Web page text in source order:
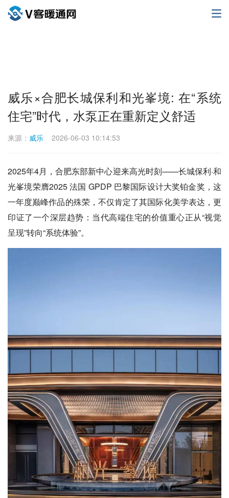
威乐×合肥长城保利和光峯境: 在“系统
住宅”时代，水泵正在重新定义舒适
来源： 威乐 2026-06-03 10:14:53
2025年4月，合肥东部新中心迎来高光时刻——长城保利·和
光峯境荣膺2025 法国 GPDP 巴黎国际设计大奖铂金奖，这
一年度巅峰作品的殊荣，不仅肯定了其国际化美学表达，更
印证了一个深层趋势：当代高端住宅的价值重心正从“视觉
呈现”转向“系统体验”。